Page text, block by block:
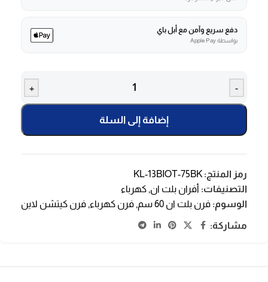
دفع سريع وآمن مع أبل باي
بواسطة Apple Pay
-
+
إضافة إلى السلة
رمز المنتج: KL-13BIOT-75BK
التصنيفات: أفران بلت ان, كهرباء
الوسوم: فرن بلت ان 60 سم , فرن كهرباء, فرن كيتشن لاين
مشاركة: